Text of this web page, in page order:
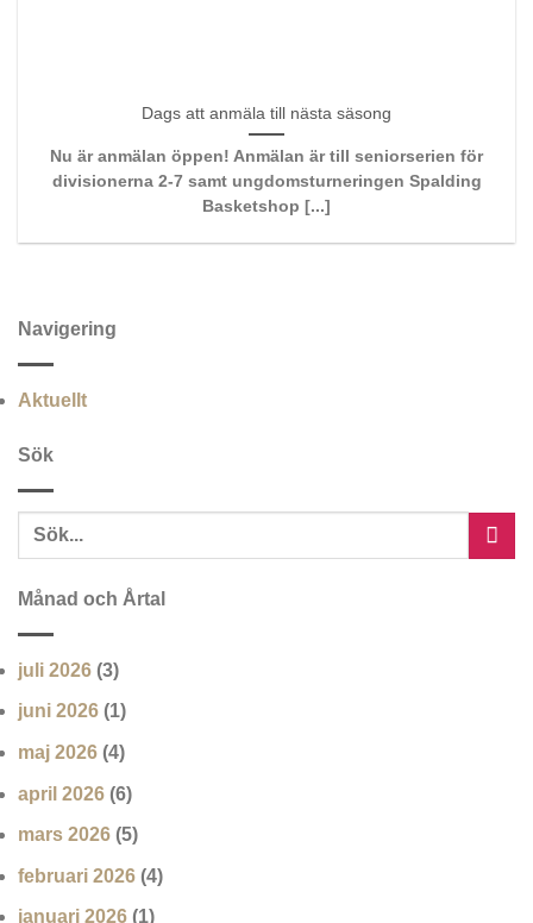
Dags att anmäla till nästa säsong
Nu är anmälan öppen! Anmälan är till seniorserien för
divisionerna 2-7 samt ungdomsturneringen Spalding
Basketshop [...]
Navigering
Aktuellt
Sök
Månad och Årtal
juli 2026 (3)
juni 2026 (1)
maj 2026 (4)
april 2026 (6)
mars 2026 (5)
februari 2026 (4)
januari 2026 (1)